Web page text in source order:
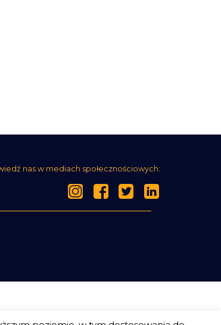
nas w mediach społecznościowych: